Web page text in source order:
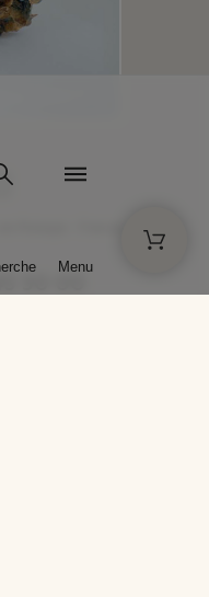
50 00
Menu